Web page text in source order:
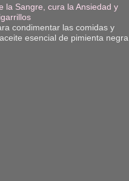
la Sangre, cura la Ansiedad y
condimentar las comidas y
esencial de pimienta negra